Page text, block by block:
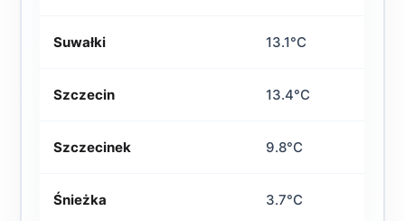
Suwałki 13.1°C
Szczecin 13.4°C
Szczecinek 9.8°C
Śnieżka 3.7°C